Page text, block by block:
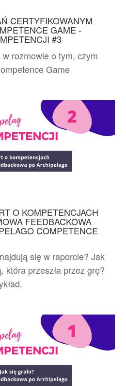
CERTYFIKOWANYM
GAME -
#3
rozmowie o tym, czym
Game
O KOMPETENCJACH
FEEDBACKOWA
COMPETENCE
się w raporcie? Jak
która przeszła przez grę?